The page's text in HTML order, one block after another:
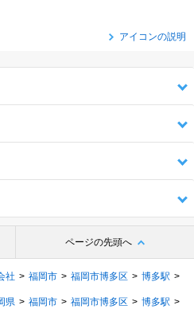
アイコンの説明
ページの先頭へ
社 福岡市 福岡市博多区
博多駅
県 福岡市 福岡市博多区
博多駅